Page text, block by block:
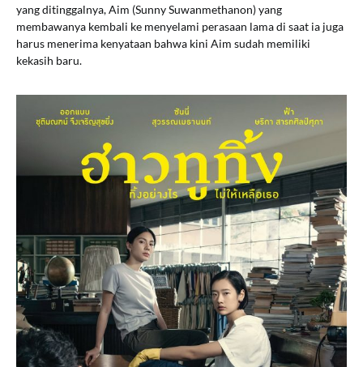
yang ditinggalnya, Aim (Sunny Suwanmethanon) yang
membawanya kembali ke menyelami perasaan lama di saat ia juga
harus menerima kenyataan bahwa kini Aim sudah memiliki
kekasih baru.